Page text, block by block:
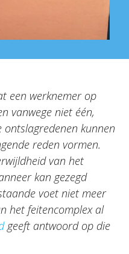
een werknemer op
vanwege niet één,
kunnen
reden vormen.
van het
kan gezegd
voet niet meer
het feitencomplex al
geeft antwoord op die